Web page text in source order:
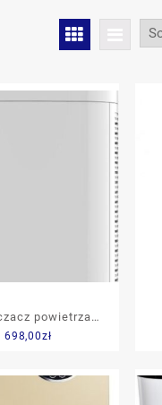
powietrza
AP9800
698,00zł